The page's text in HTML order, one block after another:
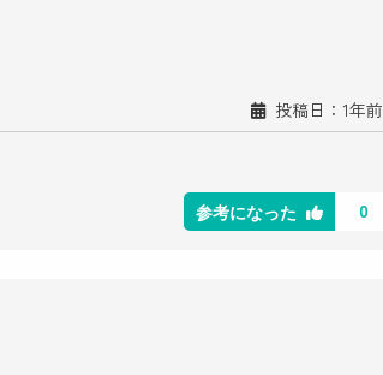
投稿日：1年前
参考になった 0